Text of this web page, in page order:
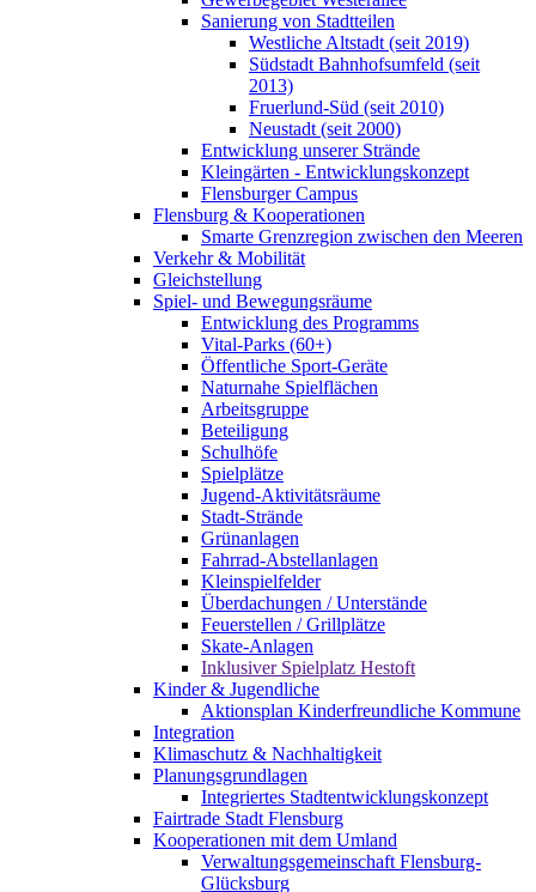
Sanierung von Stadtteilen
Westliche Altstadt (seit 2019)
Südstadt Bahnhofsumfeld (seit
2013)
Fruerlund-Süd (seit 2010)
Neustadt (seit 2000)
Entwicklung unserer Strände
Kleingärten - Entwicklungskonzept
Flensburger Campus
Flensburg & Kooperationen
Smarte Grenzregion zwischen den Meeren
Verkehr & Mobilität
Gleichstellung
Spiel- und Bewegungsräume
Entwicklung des Programms
Vital-Parks (60+)
Öffentliche Sport-Geräte
Naturnahe Spielflächen
Arbeitsgruppe
Beteiligung
Schulhöfe
Spielplätze
Jugend-Aktivitätsräume
Stadt-Strände
Grünanlagen
Fahrrad-Abstellanlagen
Kleinspielfelder
Überdachungen / Unterstände
Feuerstellen / Grillplätze
Skate-Anlagen
Inklusiver Spielplatz Hestoft
Kinder & Jugendliche
Aktionsplan Kinderfreundliche Kommune
Integration
Klimaschutz & Nachhaltigkeit
Planungsgrundlagen
Integriertes Stadtentwicklungskonzept
Fairtrade Stadt Flensburg
Kooperationen mit dem Umland
Verwaltungsgemeinschaft Flensburg-
Glücksburg